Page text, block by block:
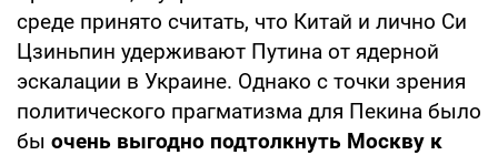
среде принято считать, что Китай и лично Си
Цзиньпин удерживают Путина от ядерной
эскалации в Украине. Однако с точки зрения
политического прагматизма для Пекина было
бы очень выгодно подтолкнуть Москву к